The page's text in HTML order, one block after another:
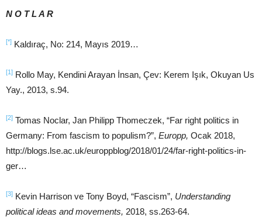
N O T L A R
[*] Kaldıraç, No: 214, Mayıs 2019…
[1] Rollo May, Kendini Arayan İnsan, Çev: Kerem Işık, Okuyan Us
Yay., 2013, s.94.
[2] Tomas Noclar, Jan Philipp Thomeczek, “Far right politics in
Germany: From fascism to populism?”, Europp, Ocak 2018,
http://blogs.lse.ac.uk/europpblog/2018/01/24/far-right-politics-in-
ger…
[3] Kevin Harrison ve Tony Boyd, “Fascism”, Understanding
political ideas and movements, 2018, ss.263-64.